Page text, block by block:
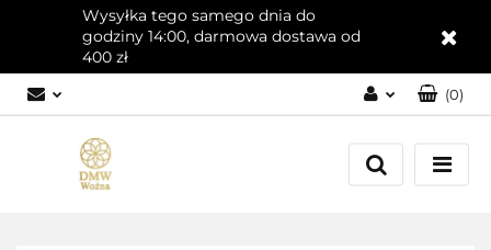
Wysyłka tego samego dnia do
godziny 14:00, darmowa dostawa od
400 zł
Zaloguj się
Załóż konto
(0)